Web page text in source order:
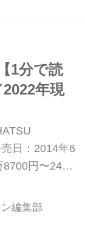
1分で読
年現
日：2014年6
8700円〜243
編集部